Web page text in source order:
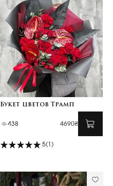
Букет цветов Трамп
438 4690₴
5(1)